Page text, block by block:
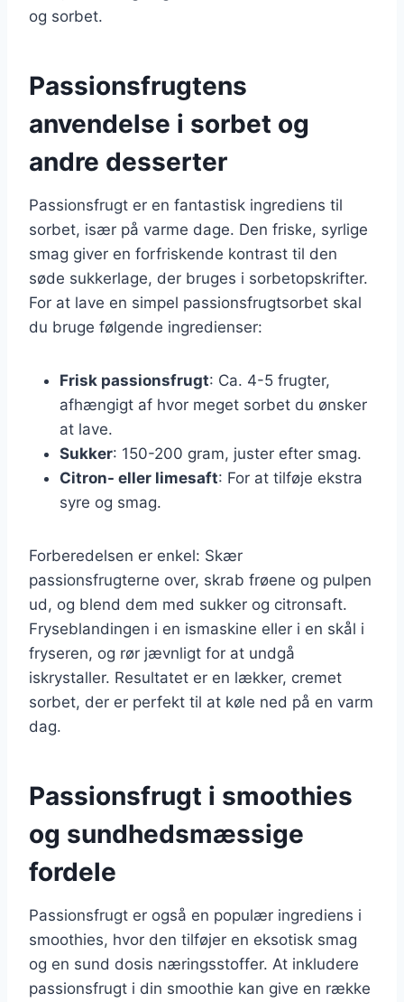
og sorbet.
Passionsfrugtens
anvendelse i sorbet og
andre desserter
Passionsfrugt er en fantastisk ingrediens til
sorbet, især på varme dage. Den friske, syrlige
smag giver en forfriskende kontrast til den
søde sukkerlage, der bruges i sorbetopskrifter.
For at lave en simpel passionsfrugtsorbet skal
du bruge følgende ingredienser:
Frisk passionsfrugt: Ca. 4-5 frugter,
afhængigt af hvor meget sorbet du ønsker
at lave.
Sukker: 150-200 gram, juster efter smag.
Citron- eller limesaft: For at tilføje ekstra
syre og smag.
Forberedelsen er enkel: Skær
passionsfrugterne over, skrab frøene og pulpen
ud, og blend dem med sukker og citronsaft.
Fryseblandingen i en ismaskine eller i en skål i
fryseren, og rør jævnligt for at undgå
iskrystaller. Resultatet er en lækker, cremet
sorbet, der er perfekt til at køle ned på en varm
dag.
Passionsfrugt i smoothies
og sundhedsmæssige
fordele
Passionsfrugt er også en populær ingrediens i
smoothies, hvor den tilføjer en eksotisk smag
og en sund dosis næringsstoffer. At inkludere
passionsfrugt i din smoothie kan give en række